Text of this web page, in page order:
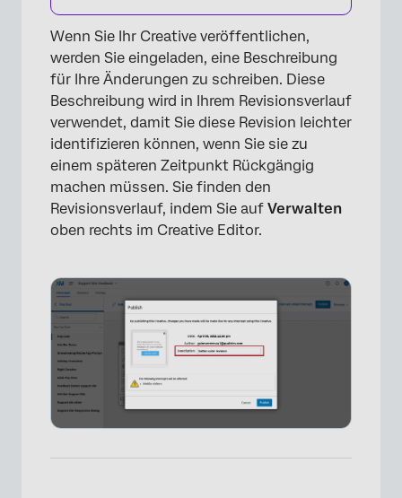
Wenn Sie Ihr Creative veröffentlichen,
werden Sie eingeladen, eine Beschreibung
für Ihre Änderungen zu schreiben. Diese
Beschreibung wird in Ihrem Revisionsverlauf
verwendet, damit Sie diese Revision leichter
identifizieren können, wenn Sie sie zu
einem späteren Zeitpunkt Rückgängig
machen müssen. Sie finden den
Revisionsverlauf, indem Sie auf Verwalten
oben rechts im Creative Editor.